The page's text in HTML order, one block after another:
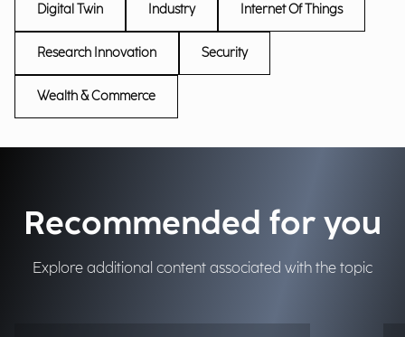
Digital Twin Industry Internet Of Things
Research Innovation Security
Wealth & Commerce
Recommended for you
Explore additional content associated with the topic